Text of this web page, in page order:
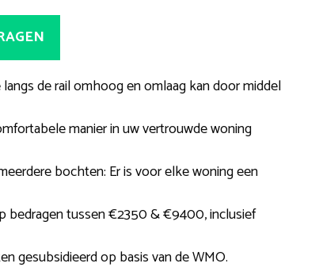
de rail omhoog en omlaag kan door middel
manier in uw vertrouwde woning
bochten: Er is voor elke woning een
bedragen tussen €2350 & €9400, inclusief
gesubsidieerd op basis van de WMO.